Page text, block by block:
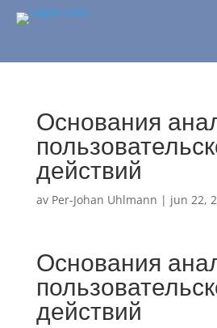
Основания
действий
av Per-Johan Uhlmann | jun 22,
Основания
действий